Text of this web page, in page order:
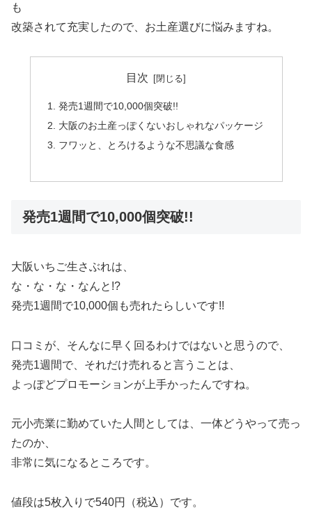
も
改築されて充実したので、お土産選びに悩みますね。
目次
発売1週間で10,000個突破!!
大阪のお土産っぽくないおしゃれなパッケージ
フワッと、とろけるような不思議な食感
発売1週間で10,000個突破!!
大阪いちご生さぶれは、
な・な・な・なんと!?
発売1週間で10,000個も売れたらしいです!!
口コミが、そんなに早く回るわけではないと思うので、
発売1週間で、それだけ売れると言うことは、
よっぽどプロモーションが上手かったんですね。
元小売業に勤めていた人間としては、一体どうやって売っ
たのか、
非常に気になるところです。
値段は5枚入りで540円（税込）です。